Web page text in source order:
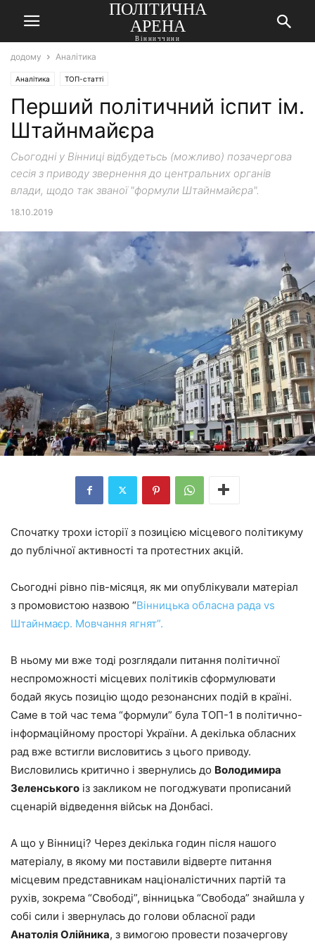
ПОЛІТИЧНА
АРЕНА
Вінниччини
додому Аналітика
Аналітика ТОП-статті
Перший політичний іспит ім.
Штайнмайєра
Сьогодні у Вінниці відбудетьсь (можливо) позачергова
сесія з приводу звернення до центральних органів
влади, щодо так званої "формули Штайнмайєра".
18.10.2019
Спочатку трохи історії з позицією місцевого політикуму
до публічної активності та протестних акцій.
Сьогодні рівно пів-місяця, як ми опублікували матеріал
з промовистою назвою “Вінницька обласна рада vs
Штайнмаєр. Мовчання ягнят”.
В ньому ми вже тоді розглядали питання політичної
неспроможності місцевих політиків сформулювати
бодай якусь позицію щодо резонансних подій в країні.
Саме в той час тема “формули” була ТОП-1 в політично-
інформаційному просторі України. А декілька обласних
рад вже встигли висловитись з цього приводу.
Висловились критично і звернулись до Володимира
Зеленського із закликом не погоджувати прописаний
сценарій відведення військ на Донбасі.
А що у Вінниці? Через декілька годин після нашого
матеріалу, в якому ми поставили відверте питання
місцевим представникам націоналістичних партій та
рухів, зокрема “Свободі”, вінницька “Свобода” знайшла у
собі сили і звернулась до голови обласної ради
Анатолія Олійника, з вимогою провести позачергову